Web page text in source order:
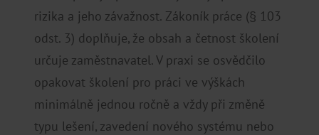
rizika a jeho závažnost. Zákoník práce (§ 103
odst. 3) doplňuje, že obsah a četnost školení
určuje zaměstnavatel. V praxi se osvědčilo
opakovat školení pro práci ve výškách
minimálně jednou ročně a vždy při změně
typu lešení, zavedení nového systému nebo